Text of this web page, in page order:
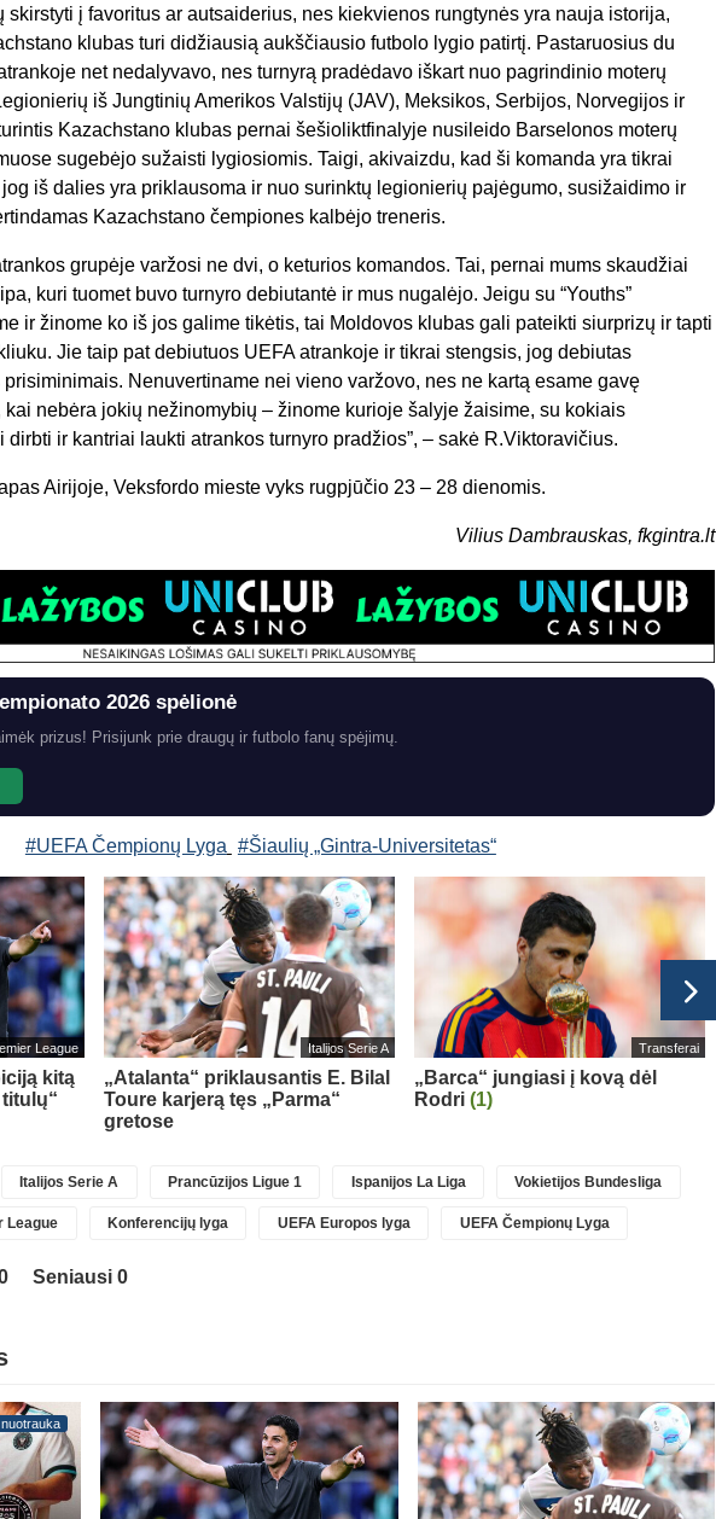
skirstyti į favoritus ar autsaiderius, nes kiekvienos rungtynės yra nauja istorija,
klubas turi didžiausią aukščiausio futbolo lygio patirtį. Pastaruosius du
net nedalyvavo, nes turnyrą pradėdavo iškart nuo pagrindinio moterų
iš Jungtinių Amerikos Valstijų (JAV), Meksikos, Serbijos, Norvegijos ir
Kazachstano klubas pernai šešioliktfinalyje nusileido Barselonos moterų
sugebėjo sužaisti lygiosiomis. Taigi, akivaizdu, kad ši komanda yra tikrai
iš dalies yra priklausoma ir nuo surinktų legionierių pajėgumo, susižaidimo ir
Kazachstano čempiones kalbėjo treneris.
grupėje varžosi ne dvi, o keturios komandos. Tai, pernai mums skaudžiai
kuri tuomet buvo turnyro debiutantė ir mus nugalėjo. Jeigu su “Youths”
ir žinome ko iš jos galime tikėtis, tai Moldovos klubas gali pateikti siurprizų ir tapti
Jie taip pat debiutuos UEFA atrankoje ir tikrai stengsis, jog debiutas
Nenuvertiname nei vieno varžovo, nes ne kartą esame gavę
kai nebėra jokių nežinomybių – žinome kurioje šalyje žaisime, su kokiais
ir kantriai laukti atrankos turnyro pradžios”, – sakė R.Viktoravičius.
Airijoje, Veksfordo mieste vyks rugpjūčio 23 – 28 dienomis.
Vilius Dambrauskas, fkgintra.lt
2026 spėlionė
prizus! Prisijunk prie draugų ir futbolo fanų spėjimų.
#UEFA Čempionų Lyga #Šiaulių „Gintra-Universitetas“
League
kitą
Italijos Serie A
„Atalanta“ priklausantis E. Bilal
Toure karjerą tęs „Parma“
gretose
Transferai
„Barca“ jungiasi į kovą dėl
Rodri (1)
Italijos Serie A Prancūzijos Ligue 1 Ispanijos La Liga Vokietijos Bundesliga
League Konferencijų lyga UEFA Europos lyga UEFA Čempionų Lyga
Seniausi 0